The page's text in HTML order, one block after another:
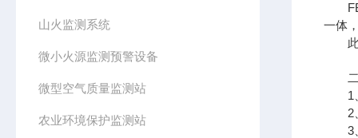
山火监测系统
微小火源监测预警设备
微型空气质量监测站
农业环境保护监测站
一体
此款
二
1、
2、
3、